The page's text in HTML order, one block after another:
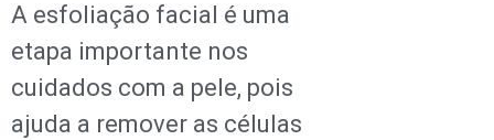
A esfoliação facial é uma
etapa importante nos
cuidados com a pele, pois
ajuda a remover as células